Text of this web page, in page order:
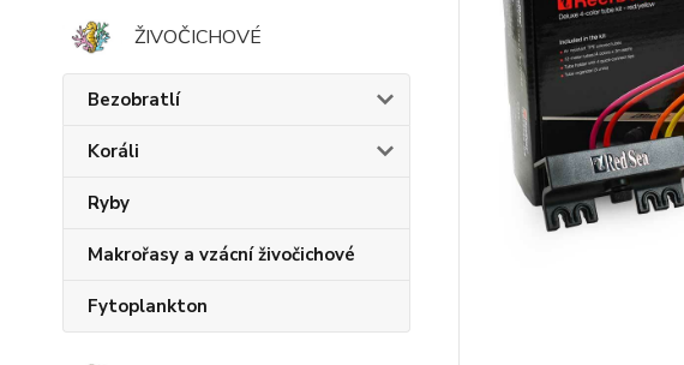
ŽIVOČICHOVÉ
Bezobratlí
Koráli
Ryby
Makrořasy a vzácní živočichové
Fytoplankton